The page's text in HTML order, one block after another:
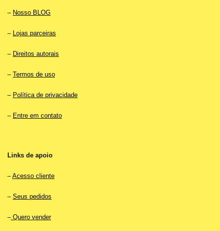
– Nosso BLOG
– Lojas parceiras
– Direitos autorais
– Termos de uso
– Política de privacidade
– Entre em contato
Links de apoio
–Acesso cliente
– Seus pedidos
–Quero vender